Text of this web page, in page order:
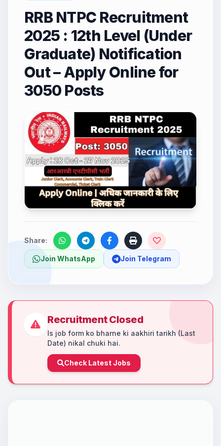
RRB NTPC Recruitment
2025 : 12th Level (Under
Graduate) Notification
Out – Apply Online for
3050 Posts
Share:
Join WhatsApp Join Telegram
Recruitment Closed
Is job form ko bharne ki aakhiri tarikh (Last
Date) nikal chuki hai.
Check Latest Jobs